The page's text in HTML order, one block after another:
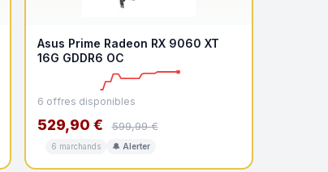
Asus Prime Radeon RX 9060 XT
16G GDDR6 OC
6 offres disponibles
529,90 € 599,99 €
6 marchands 🔔 Alerter